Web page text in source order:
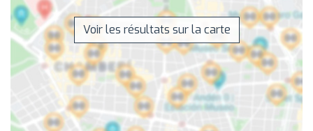
Voir les résultats sur la carte